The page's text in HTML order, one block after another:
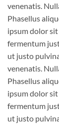
venenatis.
Phasellus
ipsum dolor
fermentum
ut justo
venenatis.
Phasellus
ipsum dolor
fermentum
ut justo